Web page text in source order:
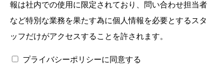
報は社内での使用に限定されており、問い合わせ担当者
など特別な業務を果たす為に個人情報を必要とするスタ
ッフだけがアクセスすることを許されます。
プライバシーポリシーに同意する